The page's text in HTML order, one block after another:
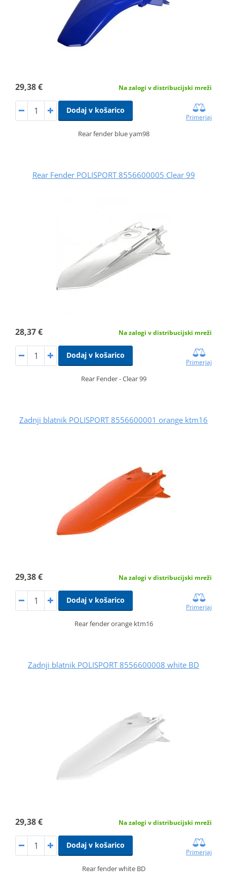
29,38 € Na zalogi v distribucijski mreži
Dodaj v košarico
Primerjaj
Rear fender blue yam98
Rear Fender POLISPORT 8556600005 Clear 99
28,37 € Na zalogi v distribucijski mreži
Dodaj v košarico
Primerjaj
Rear Fender - Clear 99
Zadnji blatnik POLISPORT 8556600001 orange ktm16
29,38 € Na zalogi v distribucijski mreži
Dodaj v košarico
Primerjaj
Rear fender orange ktm16
Zadnji blatnik POLISPORT 8556600008 white BD
29,38 € Na zalogi v distribucijski mreži
Dodaj v košarico
Primerjaj
Rear fender white BD